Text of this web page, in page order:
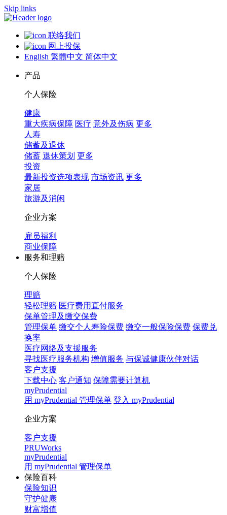
Skip links
联络我们
网上投保
English 繁體中文 简体中文
产品
个人保险
健康
重大疾病保障 医疗 意外及伤病 更多
人寿
储蓄及退休
储蓄 退休策划 更多
投资
最新投资选项表现 市场资讯 更多
家居
旅游及消闲
企业方案
雇员福利
商业保障
服务和理赔
个人保险
理赔
轻松理赔 医疗费用直付服务
保单管理及缴交保费
管理保单 缴交个人寿险保费 缴交一般保险保费 保费兑
换率
医疗网络及支援服务
寻找医疗服务机构 增值服务 与保诚健康伙伴对话
客户支援
下载中心 客户通知 保障需要计算机
myPrudential
用 myPrudential 管理保单 登入 myPrudential
企业方案
客户支援
PRUWorks
myPrudential
用 myPrudential 管理保单
保险百科
保险知识
守护健康
财富增值